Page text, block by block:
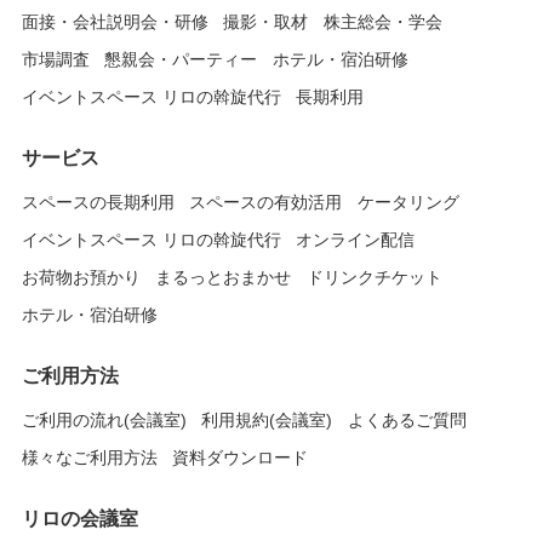
面接・会社説明会・研修
撮影・取材
株主総会・学会
市場調査
懇親会・パーティー
ホテル・宿泊研修
イベントスペース リロの斡旋代行
長期利用
サービス
スペースの長期利用 スペースの有効活用
ケータリング
イベントスペース リロの斡旋代行
オンライン配信
お荷物お預かり
まるっとおまかせ
ドリンクチケット
ホテル・宿泊研修
ご利用方法
ご利用の流れ(会議室) 利用規約(会議室)
よくあるご質問
様々なご利用方法
資料ダウンロード
リロの会議室